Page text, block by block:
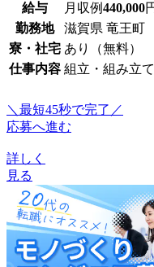
給与 月収例440,000
勤務地
滋賀県 竜王町
寮・社宅 あり（無料）
仕事内容 組立・組み立
＼最短45秒で完了／
応募へ進む
詳しく
見る